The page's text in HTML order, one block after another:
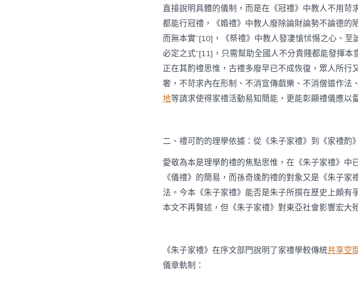
直接說明具體的儀制，而是在《冠禮》中教人不用苛
都能行冠禮，《婚禮》中教人廢除論財論勢不論德的
而無本實”[10]，《祭禮》中教人發凄愴怵惕之心、至
必定之式”[11]，只需幫助全國人不分貴賤都能發揮
正在其酌禮思惟，古禮多廢早已不成恢復，眾人所行
奢，不苛求內在形制、不消宣傳戲樂、不消僧道作法
地等請求使得家禮活動易知簡能，更能彰顯禮儀應以
二、禮可酌的理學依據：從《朱子家禮》到《家禮酌》
愛敬為本是理學酌禮的焦點思惟，在《朱子家禮》中
《儀禮》的簡易，而孫奇逢酌禮的對象又是《朱子
法。今本《朱子家禮》能否是朱子所撰在歷史上頗有
本文不再贅述，但《朱子家禮》對東亞社會影響宏大
《朱子家禮》在序文部門說明了家禮學較傳統共享空
儀章軌制：